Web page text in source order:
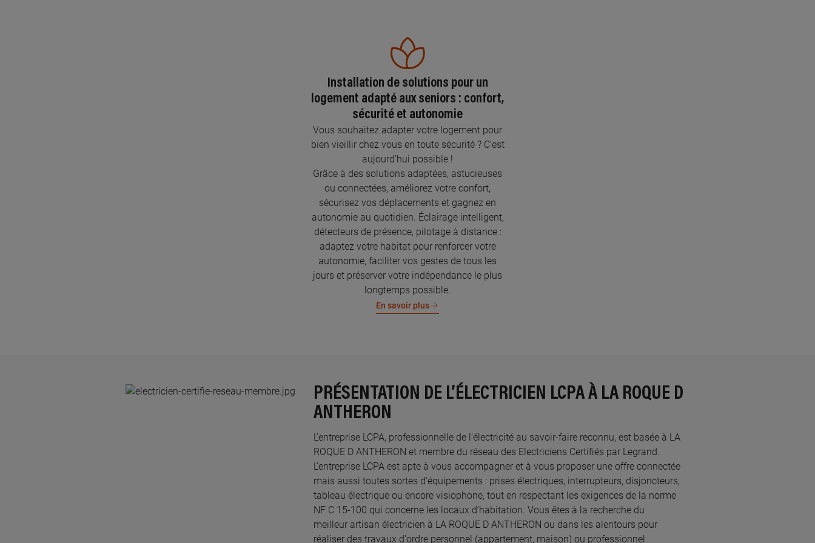
Installation de solutions pour un
logement adapté aux seniors : confort,
sécurité et autonomie
Vous souhaitez adapter votre logement pour
bien vieillir chez vous en toute sécurité ? C’est
aujourd’hui possible !
Grâce à des solutions adaptées, astucieuses
ou connectées, améliorez votre confort,
sécurisez vos déplacements et gagnez en
autonomie au quotidien. Éclairage intelligent,
détecteurs de présence, pilotage à distance :
adaptez votre habitat pour renforcer votre
autonomie, faciliter vos gestes de tous les
jours et préserver votre indépendance le plus
longtemps possible.
En savoir plus
PRÉSENTATION DE L’ÉLECTRICIEN LCPA À LA ROQUE D
ANTHERON
L’entreprise LCPA, professionnelle de l’électricité au savoir-faire reconnu, est basée à LA
ROQUE D ANTHERON et membre du réseau des Electriciens Certifiés par Legrand.​
L’entreprise LCPA est apte à vous accompagner et à vous proposer une offre connectée
mais aussi toutes sortes d'équipements : prises électriques, interrupteurs, disjoncteurs,
tableau électrique ou encore visiophone, tout en respectant les exigences de la norme
NF C 15-100 qui concerne les locaux d’habitation. Vous êtes à la recherche du
meilleur artisan électricien à LA ROQUE D ANTHERON ou dans les alentours pour
réaliser des travaux d'ordre personnel (appartement, maison) ou professionnel